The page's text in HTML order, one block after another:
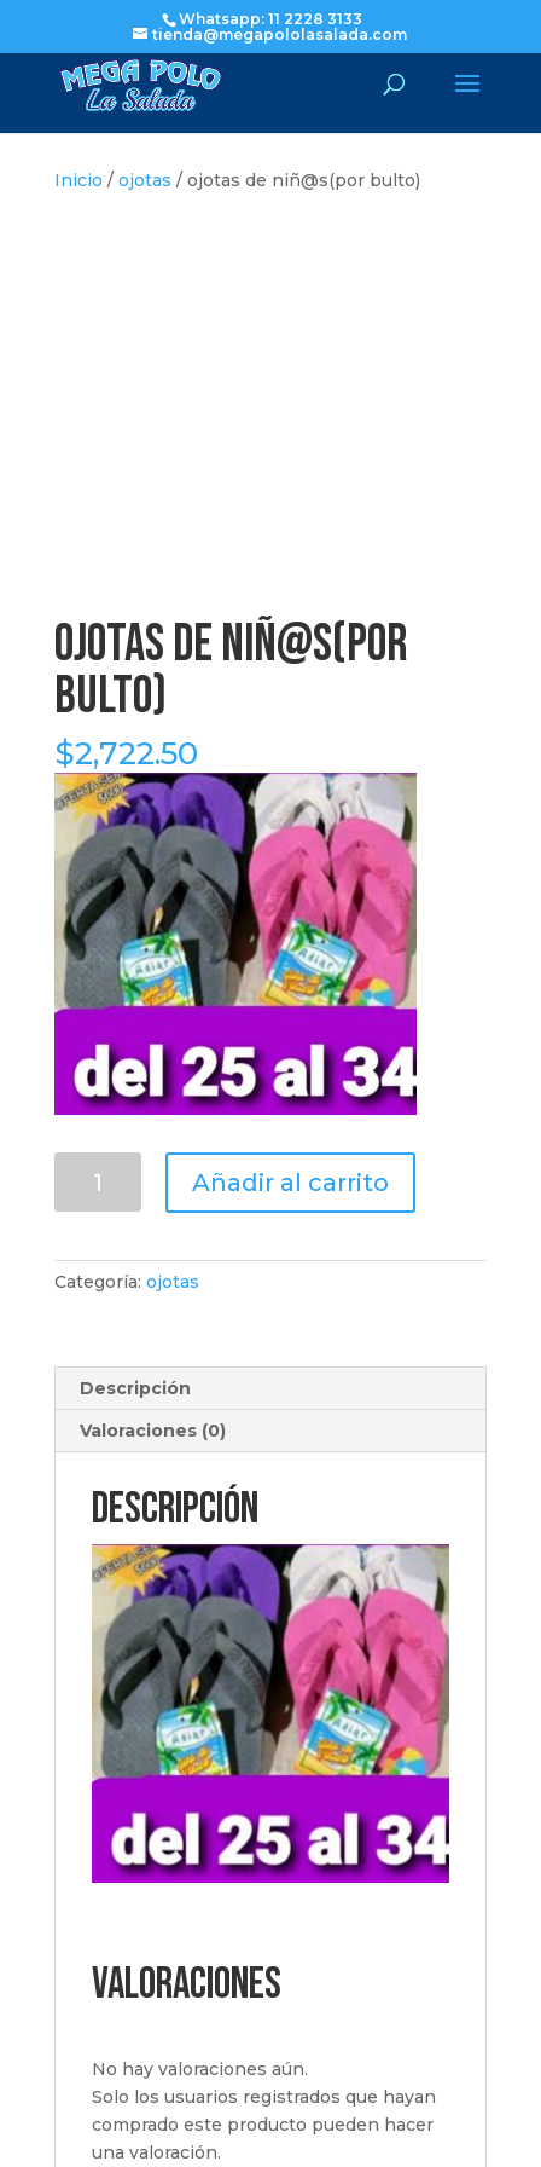
Whatsapp: 11 2228 3133
tienda@megapololasalada.com
Inicio / ojotas / ojotas de niñ@s(por bulto)
ojotas de niñ@s(por
bulto)
$2,722.50
cantidad
Añadir al carrito
Categoría: ojotas
Descripción
Valoraciones (0)
Descripción
Valoraciones
No hay valoraciones aún.
Solo los usuarios registrados que hayan
comprado este producto pueden hacer
una valoración.